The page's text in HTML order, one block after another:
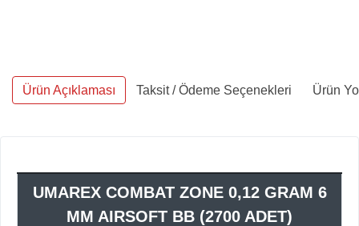
Ürün Açıklaması Taksit / Ödeme Seçenekleri Ürün
UMAREX COMBAT ZONE 0,12 GRAM 6
MM AIRSOFT BB (2700 ADET)